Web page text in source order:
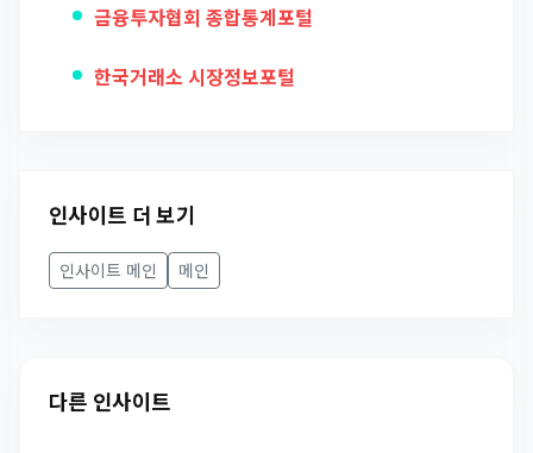
금융투자협회 종합통계포털
한국거래소 시장정보포털
인사이트 더 보기
인사이트 메인 메인
다른 인사이트